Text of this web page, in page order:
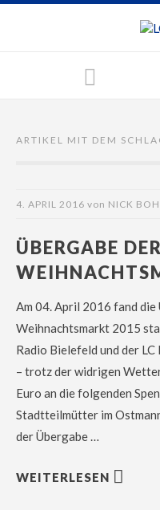
ARTIKEL MIT DEM
4. APRIL 2016 von NICK
ÜBERGABE
Am 04. April 2016 fand die
Weihnachtsmarkt 2015
Radio Bielefeld und der
– trotz der widrigen
Euro an die folgenden
Stadtteilmütter im
der Übergabe …
WEITERLESEN